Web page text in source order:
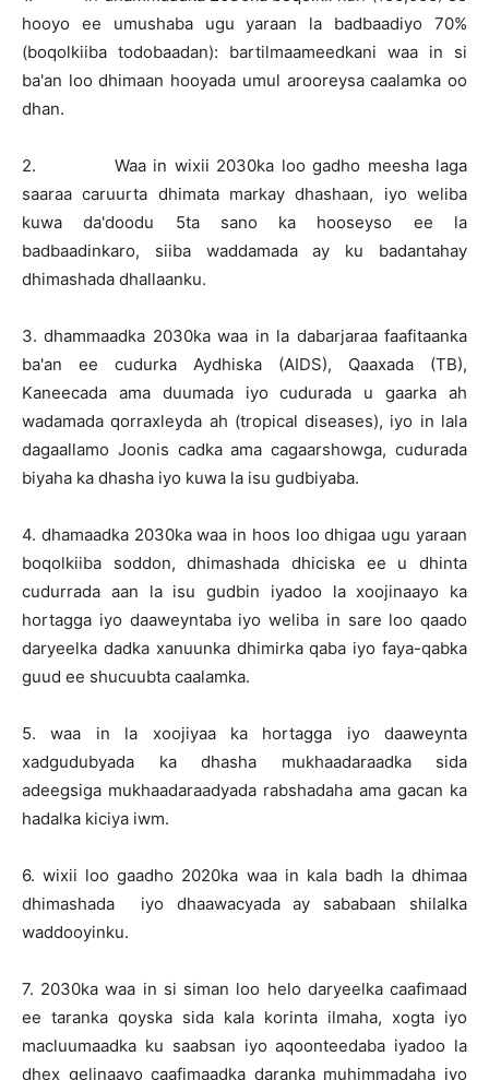
hooyo ee umushaba ugu yaraan la badbaadiyo 70%
(boqolkiiba todobaadan): bartilmaameedkani waa in si
ba'an loo dhimaan hooyada umul arooreysa caalamka oo
dhan.
2. Waa in wixii 2030ka loo gadho meesha laga
saaraa caruurta dhimata markay dhashaan, iyo weliba
kuwa da'doodu 5ta sano ka hooseyso ee la
badbaadinkaro, siiba waddamada ay ku badantahay
dhimashada dhallaanku.
3. dhammaadka 2030ka waa in la dabarjaraa faafitaanka
ba'an ee cudurka Aydhiska (AIDS), Qaaxada (TB),
Kaneecada ama duumada iyo cudurada u gaarka ah
wadamada qorraxleyda ah (tropical diseases), iyo in lala
dagaallamo Joonis cadka ama cagaarshowga, cudurada
biyaha ka dhasha iyo kuwa la isu gudbiyaba.
4. dhamaadka 2030ka waa in hoos loo dhigaa ugu yaraan
boqolkiiba soddon, dhimashada dhiciska ee u dhinta
cudurrada aan la isu gudbin iyadoo la xoojinaayo ka
hortagga iyo daaweyntaba iyo weliba in sare loo qaado
daryeelka dadka xanuunka dhimirka qaba iyo faya-qabka
guud ee shucuubta caalamka.
5. waa in la xoojiyaa ka hortagga iyo daaweynta
xadgudubyada ka dhasha mukhaadaraadka sida
adeegsiga mukhaadaraadyada rabshadaha ama gacan ka
hadalka kiciya iwm.
6. wixii loo gaadho 2020ka waa in kala badh la dhimaa
dhimashada iyo dhaawacyada ay sababaan shilalka
waddooyinku.
7. 2030ka waa in si siman loo helo daryeelka caafimaad
ee taranka qoyska sida kala korinta ilmaha, xogta iyo
macluumaadka ku saabsan iyo aqoonteedaba iyadoo la
dhex gelinaayo caafimaadka daranka muhimmadaha iyo